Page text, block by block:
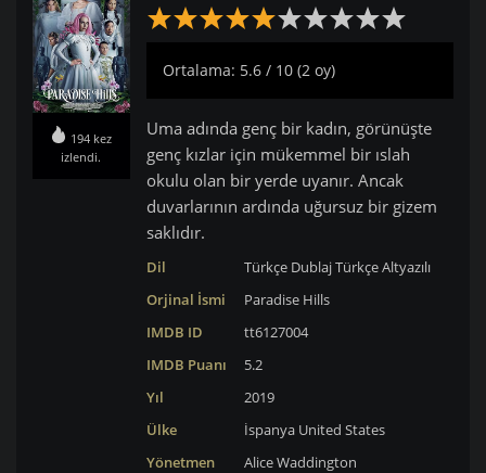
194 kez
izlendi.
Ortalama: 5.6 / 10 (2 oy)
Uma adında genç bir kadın, görünüşte
genç kızlar için mükemmel bir ıslah
okulu olan bir yerde uyanır. Ancak
duvarlarının ardında uğursuz bir gizem
saklıdır.
Dil Türkçe DublajTürkçe Altyazılı
Orjinal İsmi
Paradise Hills
IMDB ID
tt6127004
IMDB Puanı
5.2
Yıl
2019
Ülke
İspanya United States
Yönetmen
Alice Waddington